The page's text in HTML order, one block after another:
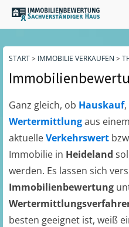
START> IMMOBILIE VERKAUFEN >
Ganz gleich, ob Hauskauf,
Wertermittlungaus
aktuelleVerkehrswert
Immobilie in Heideland
werden. Es lassen sich
Immobilienbewertung
besten geeignet ist, weiß